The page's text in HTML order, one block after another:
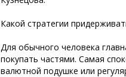
Какой стратегии
Для обычного человека
покупать частями. Самая
валютной подушке или